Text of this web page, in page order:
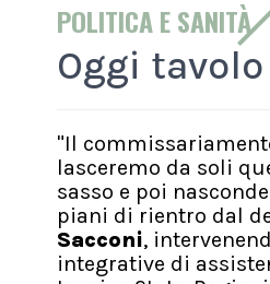
POLITICA E SANITÀ
Oggi
"Il
lasceremo da soli
sasso e poi
piani di rientro dal
Sacconi,
integrative di